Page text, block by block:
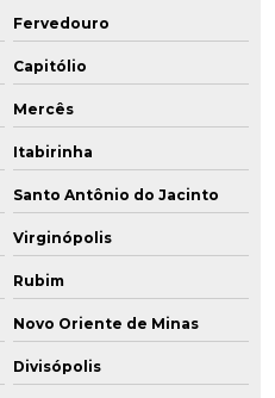
Fervedouro
Capitólio
Mercês
Itabirinha
Santo Antônio do Jacinto
Virginópolis
Rubim
Novo Oriente de Minas
Divisópolis